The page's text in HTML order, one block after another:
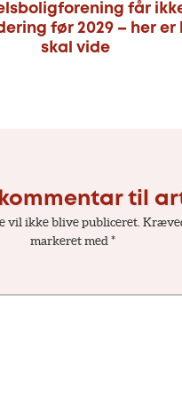
får
før 2029 – her er
skal vide
til
vil ikke blive publiceret.
markeret med *